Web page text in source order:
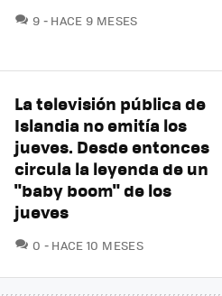
9 COMENTARIOS
HACE 9 MESES
La televisión pública de
Islandia no emitía los
jueves. Desde entonces
circula la leyenda de un
"baby boom" de los
jueves
0 COMENTARIOS
HACE 10 MESES